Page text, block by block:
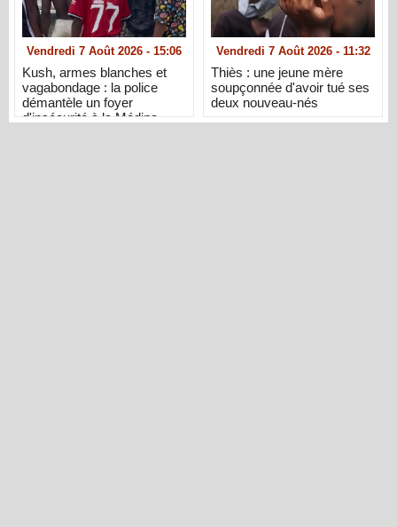
Vendredi 7 Août 2026 - 15:06
Kush, armes blanches et
vagabondage : la police
démantèle un foyer
d'insécurité à la Médina
Vendredi 7 Août 2026 - 11:32
Thiès : une jeune mère
soupçonnée d'avoir tué ses
deux nouveau-nés